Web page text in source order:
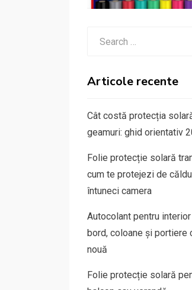
Articole recente
Cât costă protecția
geamuri: ghid orientativ
Folie protecție solară
cum te protejezi de
întuneci camera
Autocolant pentru interior
bord, coloane și portiere
nouă
Folie protecție solară